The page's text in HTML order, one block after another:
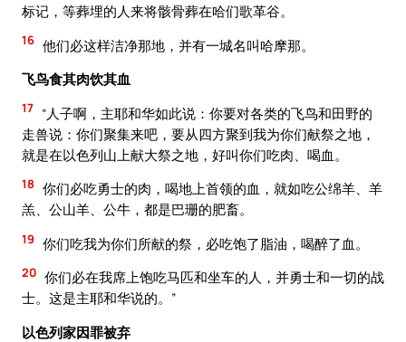
标记，等葬埋的人来将骸骨葬在哈们歌革谷。
16 他们必这样洁净那地，并有一城名叫哈摩那。
飞鸟食其肉饮其血
17 “人子啊，主耶和华如此说：你要对各类的飞鸟和田野的
走兽说：你们聚集来吧，要从四方聚到我为你们献祭之地，
就是在以色列山上献大祭之地，好叫你们吃肉、喝血。
18 你们必吃勇士的肉，喝地上首领的血，就如吃公绵羊、羊
羔、公山羊、公牛，都是巴珊的肥畜。
19 你们吃我为你们所献的祭，必吃饱了脂油，喝醉了血。
20 你们必在我席上饱吃马匹和坐车的人，并勇士和一切的战
士。这是主耶和华说的。”
以色列家因罪被弃